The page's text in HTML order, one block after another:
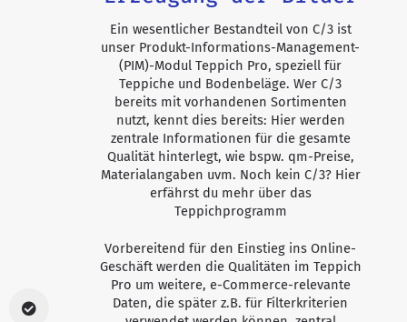
Ein wesentlicher Bestandteil von C/3 ist
unser Produkt-Informations-Management-
(PIM)-Modul Teppich Pro, speziell für
Teppiche und Bodenbeläge. Wer C/3
bereits mit vorhandenen Sortimenten
nutzt, kennt dies bereits: Hier werden
zentrale Informationen für die gesamte
Qualität hinterlegt, wie bspw. qm-Preise,
Materialangaben uvm. Noch kein C/3? Hier
erfährst du mehr über das
Teppichprogramm
Vorbereitend für den Einstieg ins Online-
Geschäft werden die Qualitäten im Teppich
Pro um weitere, e-Commerce-relevante
Daten, die später z.B. für Filterkriterien